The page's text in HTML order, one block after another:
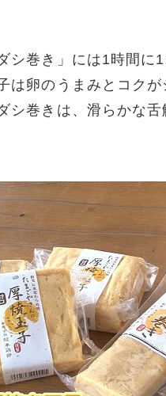
シ巻き」には1時間
は卵のうまみとコク
シ巻きは、滑らかな